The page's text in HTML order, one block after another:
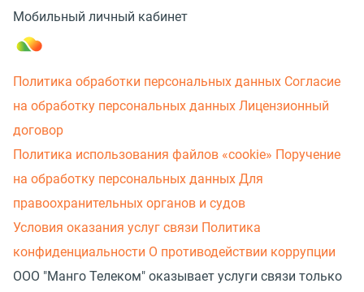
Мобильный личный кабинет
Политика обработки персональных данных Согласие
на обработку персональных данных Лицензионный
договор
Политика использования файлов «cookie» Поручение
на обработку персональных данных Для
правоохранительных органов и судов
Условия оказания услуг связи Политика
конфиденциальности О противодействии коррупции
ООО "Манго Телеком" оказывает услуги связи только